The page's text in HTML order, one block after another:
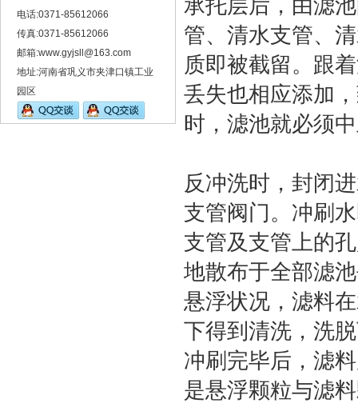
电话:0371-85612066
传真:0371-85612066
邮箱:www.gyjsll@163.com
地址:河南省巩义市夹津口镇工业
园区
承托层后，由滤
管、清水支管、
质即被截留。跟
丢失也相应添加
时，滤池就必须
反冲洗时，封闭
支管阀门。冲刷
支管及支管上的
地散布于全部滤
悬浮状况，滤料
下得到清洗，洗
冲刷完毕后，滤
是悬浮颗粒与滤